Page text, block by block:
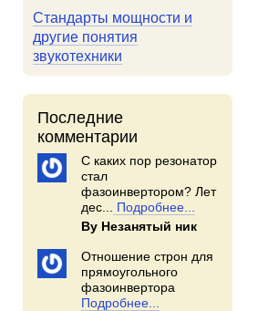
Стандарты мощности и
другие понятия
звукотехники
Последние
комментарии
С каких пор резонатор
стал
фазоинвертором? Лет
дес...
Подробнее...
By Незанятый ник
Отношение строн для
прямоугольного
фазоинвертора
Подробнее...